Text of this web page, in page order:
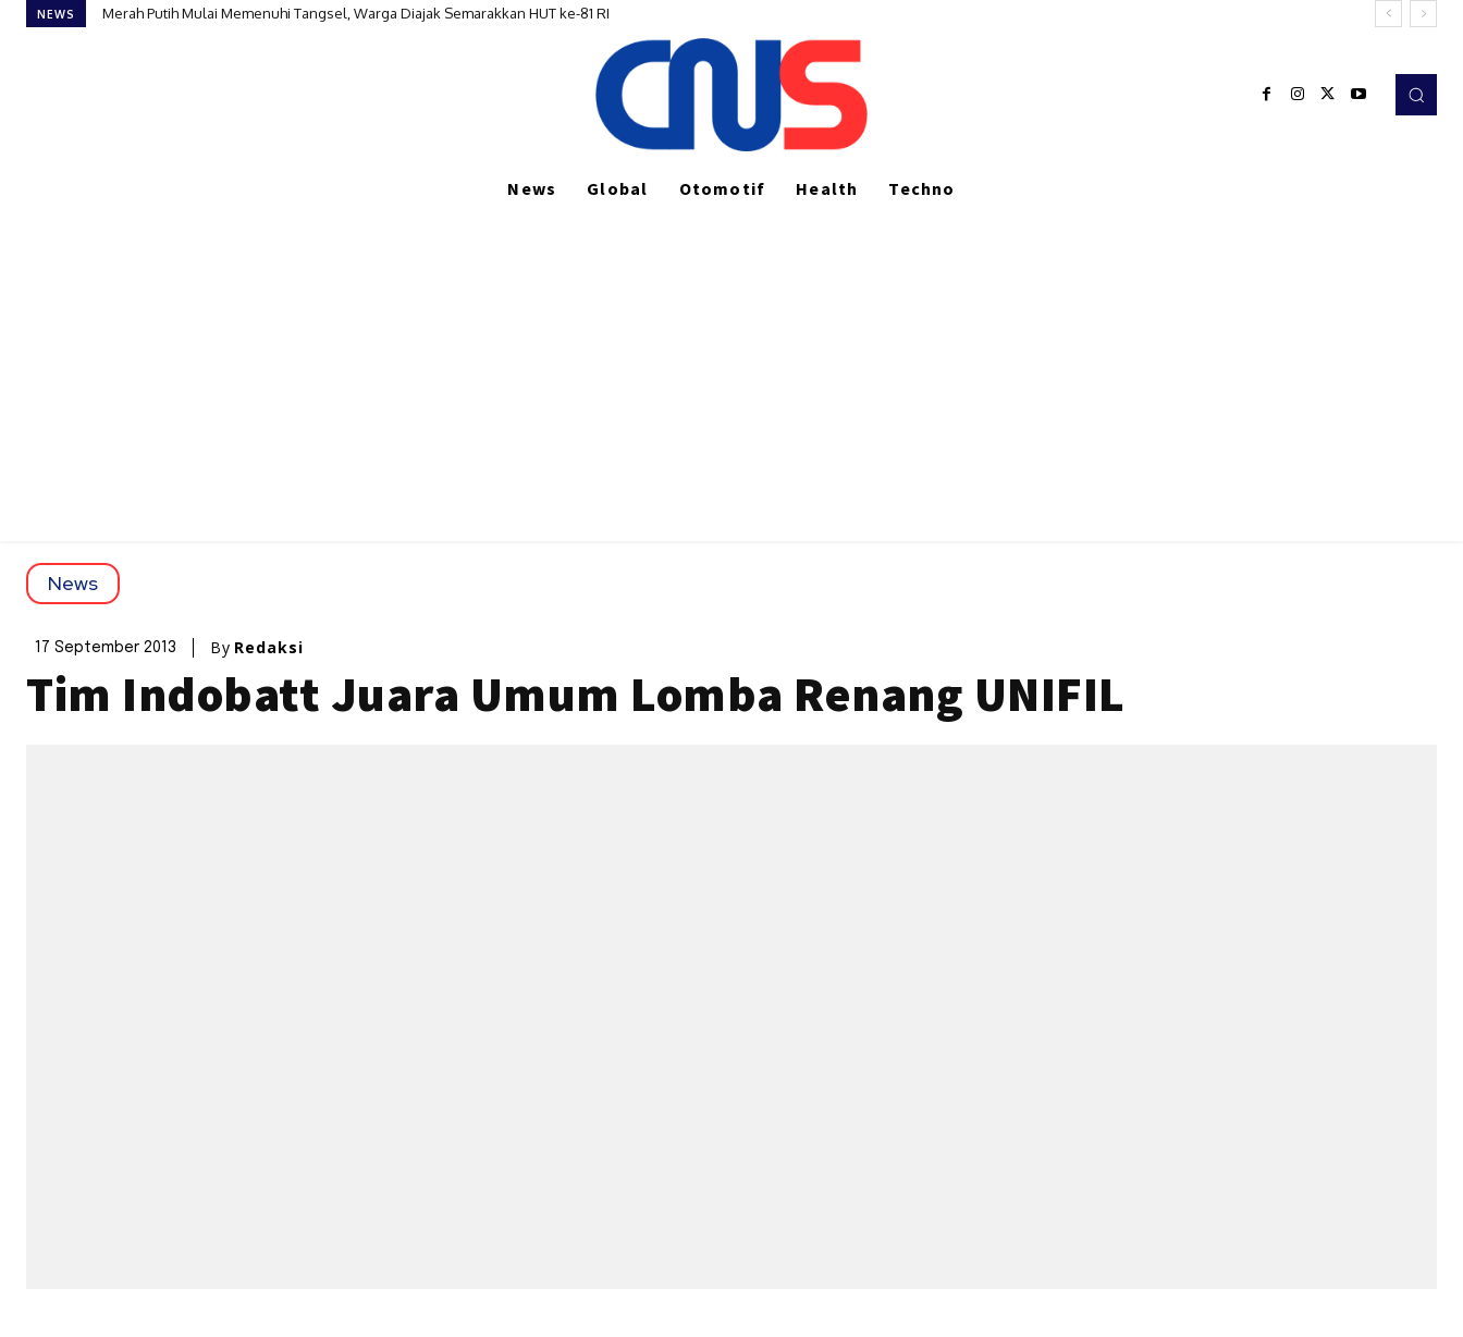
NEWS Merah Putih Mulai Memenuhi Tangsel, Warga Diajak Semarakkan HUT ke-81 RI
News Global Otomotif Health Techno
News
17 September 2013 By Redaksi
Tim Indobatt Juara Umum Lomba Renang UNIFIL